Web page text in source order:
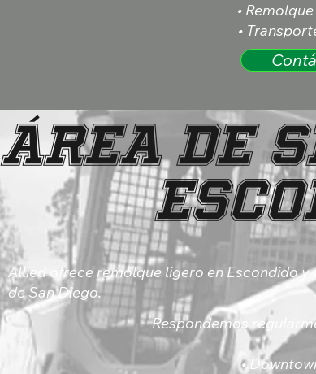
•
•
Área de
Allied ofrece remolque ligero en Escondido
de San Diego.
Respondemos
•